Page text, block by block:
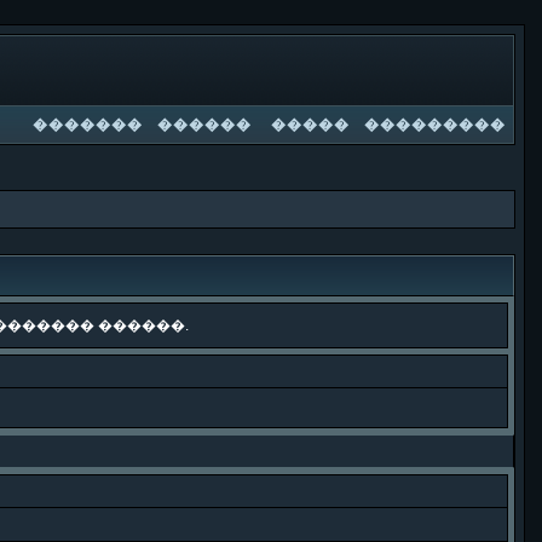
������� ������ ����� ���������
������.